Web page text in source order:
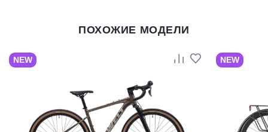
ПОХОЖИЕ МОДЕЛИ
NEW NEW